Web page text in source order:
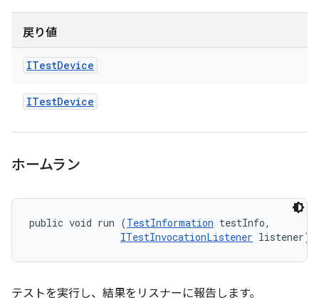
戻り値
ITestDevice
ITestDevice
ホームラン
public void run (TestInformation testInfo,
ITestInvocationListener listener)
テストを実行し、結果をリスナーに報告します。